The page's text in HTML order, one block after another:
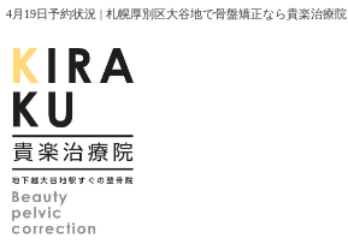
4月19日予約状況 | 札幌厚別区大谷地で骨盤矯正なら貴楽治療院